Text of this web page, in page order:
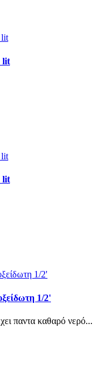
lit
lit
1/2'
παντα καθαρό νερό...